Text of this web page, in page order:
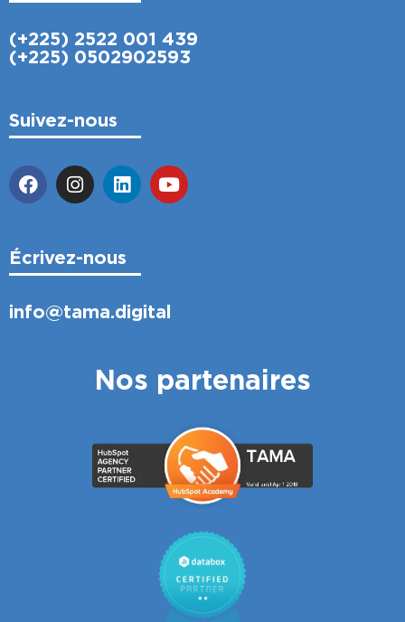
(+225) 2522 001 439
(+225) 0502902593
Suivez-nous
Écrivez-nous
info@tama.digital
Nos partenaires